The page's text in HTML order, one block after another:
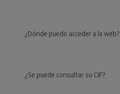
¿Dónde puedo acceder a la web?
¿Se puede consultar su CIF?